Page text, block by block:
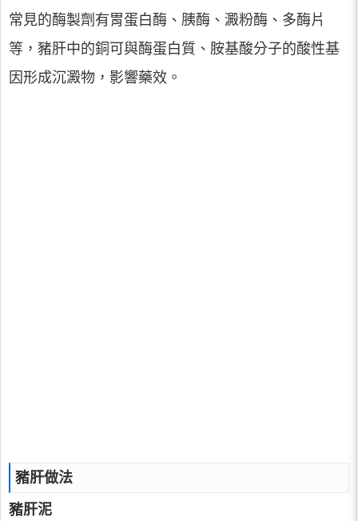
常見的酶製劑有胃蛋白酶、胰酶、澱粉酶、多酶片
等，豬肝中的銅可與酶蛋白質、胺基酸分子的酸性基
因形成沉澱物，影響藥效。
豬肝做法
豬肝泥